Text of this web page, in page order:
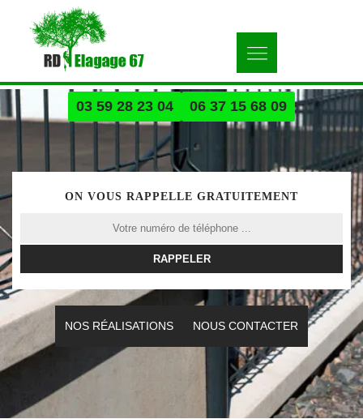
03 59 28 23 04 06 37 15 68 09
ON VOUS RAPPELLE GRATUITEMENT
NOS RÉALISATIONS NOUS CONTACTER